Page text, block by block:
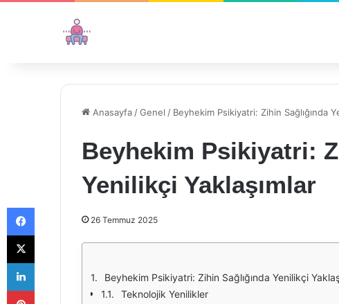
Anasayfa /Genel / Beyhekim Psikiyatri: Zihin Sağlığında
Beyhekim Psikiyatri:
Yenilikçi Yaklaşımlar
26 Temmuz 2025
Beyhekim Psikiyatri: Zihin Sağlığında Yenilikçi
Teknolojik Yenilikler
Facebook
X
LinkedIn
Pinterest